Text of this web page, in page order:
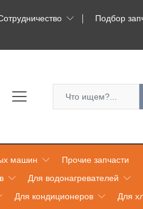
Подбор
машин Прочие запчасти
Для водонагревателей
Для кондиционеров Для